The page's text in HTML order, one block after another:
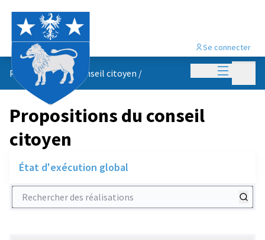
Menu
Se connecter
Propositions du conseil citoyen /
Propositions du conseil
citoyen
État d'exécution global
Rechercher des réalisations